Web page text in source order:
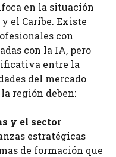
en la situación
el Caribe. Existe
con
con la IA, pero
entre la
del mercado
región deben:
y el sector
estratégicas
de formación que